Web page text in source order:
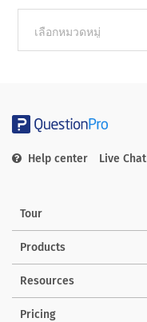
categories
Help center Live Chat
Tour
Products
Resources
Pricing